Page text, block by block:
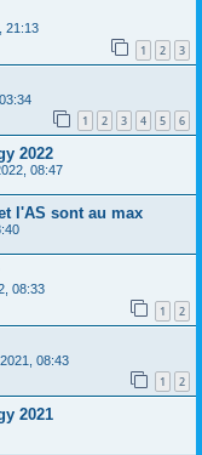
21:13
1 2 3
1 2 3 4 5 6
2022
08:47
l'AS sont au max
08:33
1 2
08:43
1 2
2021